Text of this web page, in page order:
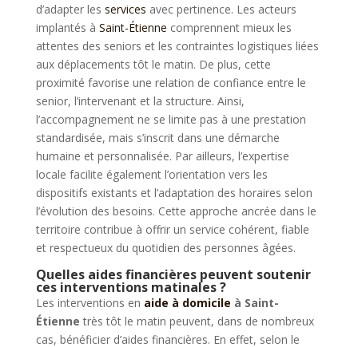
d’adapter les services avec pertinence. Les acteurs
implantés à Saint-Étienne comprennent mieux les
attentes des seniors et les contraintes logistiques liées
aux déplacements tôt le matin. De plus, cette
proximité favorise une relation de confiance entre le
senior, l’intervenant et la structure. Ainsi,
l’accompagnement ne se limite pas à une prestation
standardisée, mais s’inscrit dans une démarche
humaine et personnalisée. Par ailleurs, l’expertise
locale facilite également l’orientation vers les
dispositifs existants et l’adaptation des horaires selon
l’évolution des besoins. Cette approche ancrée dans le
territoire contribue à offrir un service cohérent, fiable
et respectueux du quotidien des personnes âgées.
Quelles aides financières peuvent soutenir
ces interventions matinales ?
Les interventions en aide à domicile à Saint-
Étienne très tôt le matin peuvent, dans de nombreux
cas, bénéficier d’aides financières. En effet, selon le